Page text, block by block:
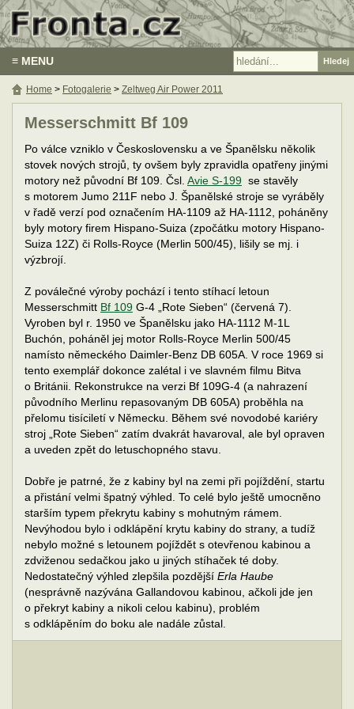
≡ MENU
Messerschmitt Bf 109
Po válce vzniklo v Československu a ve Španělsku několik
stovek nových strojů, ty ovšem byly zpravidla opatřeny jinými
motory než původní Bf 109. Čsl. Avie S-199 se stavěly
s motorem Jumo 211F nebo J. Španělské stroje se vyráběly
v řadě verzí pod označením HA-1109 až HA-1112, poháněny
byly motory firem Hispano-Suiza (zpočátku motory Hispano-
Suiza 12Z) či Rolls-Royce (Merlin 500/45), lišily se mj. i
výzbrojí.
Z poválečné výroby pochází i tento stíhací letoun
Messerschmitt Bf 109 G-4 „Rote Sieben“ (červená 7).
Vyroben byl r. 1950 ve Španělsku jako HA-1112 M-1L
Buchón, poháněl jej motor Rolls-Royce Merlin 500/45
namísto německého Daimler-Benz DB 605A. V roce 1969 si
tento exemplář dokonce zalétal i ve slavném filmu Bitva
o Británii. Rekonstrukce na verzi Bf 109G-4 (a nahrazení
původního Merlinu repasovaným DB 605A) proběhla na
přelomu tisíciletí v Německu. Během své novodobé kariéry
stroj „Rote Sieben“ zatím dvakrát havaroval, ale byl opraven
a uveden zpět do letuschopného stavu.
Dobře je patrné, že z kabiny byl na zemi při pojíždění, startu
a přistání velmi špatný výhled. To celé bylo ještě umocněno
starším typem překrytu kabiny s mohutným rámem.
Nevýhodou bylo i odklápění krytu kabiny do strany, a tudíž
nebylo možné s letounem pojíždět s otevřenou kabinou a
zdviženou sedačkou jako u jiných stíhaček té doby.
Nedostatečný výhled zlepšila pozdější Erla Haube
(nesprávně nazývána Gallandovou kabinou, ačkoli jde jen
o překryt kabiny a nikoli celou kabinu), problém
s odklápěním do boku ale nadále zůstal.
Home > Fotogalerie > Zeltweg Air Power 2011